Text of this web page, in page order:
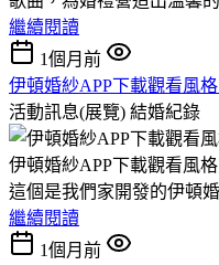
繼續閱讀
1個月前
伊頓婚紗APP下載觀看風
活動訊息(展覽) 結婚紀錄
伊頓婚紗APP下載觀看風
這個是我們家開發的伊頓
繼續閱讀
1個月前